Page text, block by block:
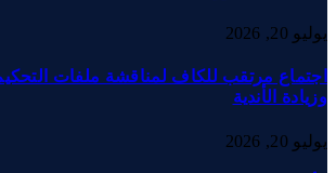
يوليو 20, 2026
اجتماع مرتقب للكاف لمناقشة ملفات التحكيم
وزيادة الأندية
يوليو 20, 2026